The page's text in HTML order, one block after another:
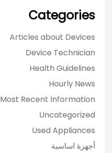
Categories
Articles about Devices
Device Technician
Health Guidelines
Hourly News
Most Recent Information
Uncategorized
Used Appliances
أجهزة اساسية